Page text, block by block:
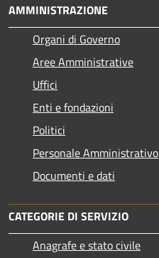
AMMINISTRAZIONE
Organi di Governo
Aree Amministrative
Uffici
Enti e fondazioni
Politici
Personale Amministrativo
Documenti e dati
CATEGORIE DI SERVIZIO
Anagrafe e stato civile